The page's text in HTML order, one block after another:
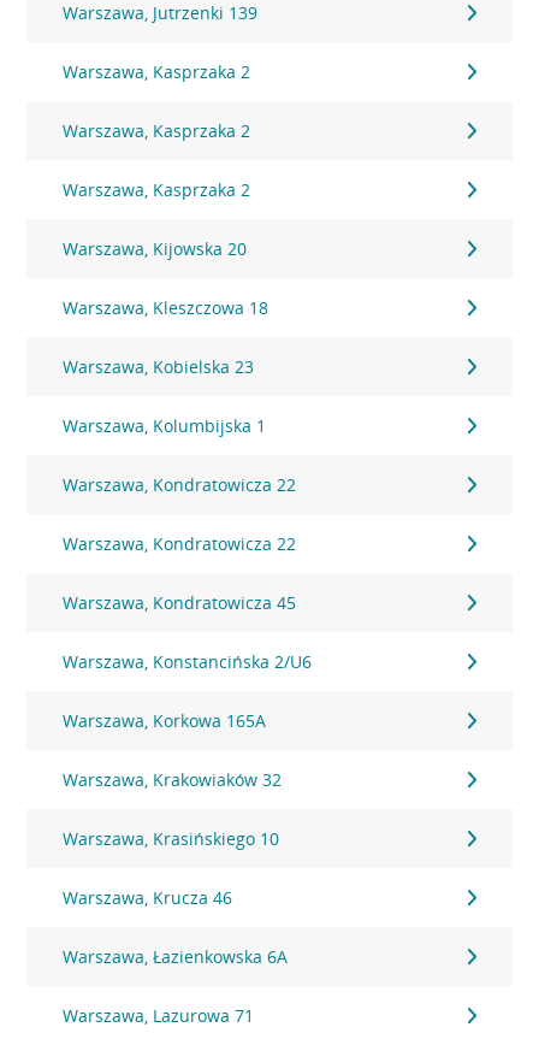
Warszawa, Jutrzenki 139
Warszawa, Kasprzaka 2
Warszawa, Kasprzaka 2
Warszawa, Kasprzaka 2
Warszawa, Kijowska 20
Warszawa, Kleszczowa 18
Warszawa, Kobielska 23
Warszawa, Kolumbijska 1
Warszawa, Kondratowicza 22
Warszawa, Kondratowicza 22
Warszawa, Kondratowicza 45
Warszawa, Konstancińska 2/U6
Warszawa, Korkowa 165A
Warszawa, Krakowiaków 32
Warszawa, Krasińskiego 10
Warszawa, Krucza 46
Warszawa, Łazienkowska 6A
Warszawa, Lazurowa 71